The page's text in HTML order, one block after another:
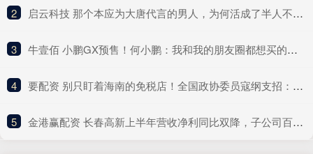
2 ​启云科技 那个本应为大唐代言的男人，为何活成了半人不鬼的模样？
3 ​牛壹佰 小鹏GX预售！何小鹏：我和我的朋友圈都想买的一款车
4 ​要配资 别只盯着海南的免税店！全国政协委员寇纲支招：发力数字贸易丨委员在这里
5 ​金港赢配资 长春高新上半年营收净利同比双降，子公司百克生物陷入亏损